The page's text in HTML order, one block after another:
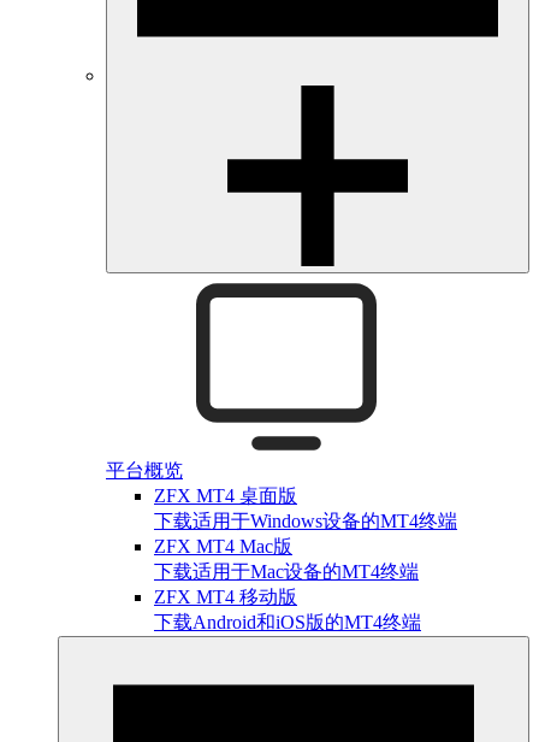
平台概览
ZFX MT4 桌面版
下载适用于Windows设备的MT4终端
ZFX MT4 Mac版
下载适用于Mac设备的MT4终端
ZFX MT4 移动版
下载Android和iOS版的MT4终端